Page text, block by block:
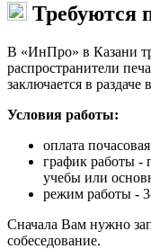
Требуются
В «ИнПро» в Казани
распространители
заключается в
Условия работы:
оплата
график работы -
учебы или
режим работы -
Сначала Вам нужно
собеседование.